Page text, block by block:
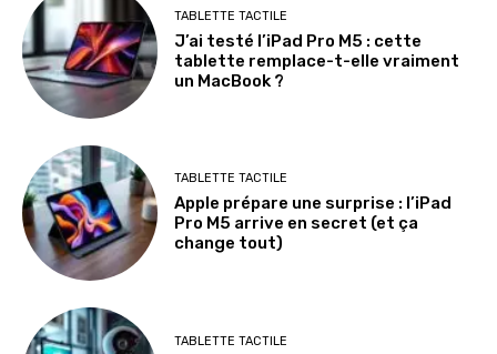
TABLETTE TACTILE
J’ai testé l’iPad Pro M5 : cette
tablette remplace-t-elle vraiment
un MacBook ?
TABLETTE TACTILE
Apple prépare une surprise : l’iPad
Pro M5 arrive en secret (et ça
change tout)
TABLETTE TACTILE